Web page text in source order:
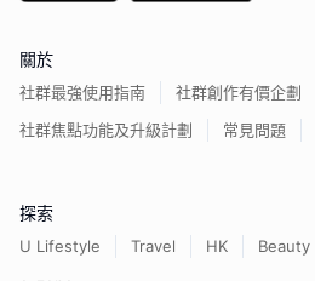
關於
社群最強使用指南
社群創作有價企劃
社群焦點功能及升級計劃
常見問題
探索
U Lifestyle Travel HK Beauty